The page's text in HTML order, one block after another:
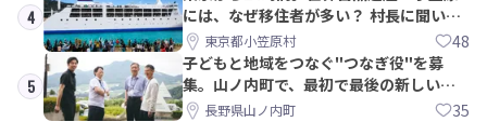
4
には、なぜ移住者が多い？ 村長に聞いて
みた東京都小笠原村 48
5
子どもと地域をつなぐ"つなぎ役"を募
集。山ノ内町で、最初で最後の新しい学
校づくりを一緒に
長野県山ノ内町 35